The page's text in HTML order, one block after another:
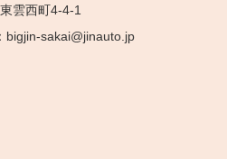
雲西町4-4-1
bigjin-sakai@jinauto.jp